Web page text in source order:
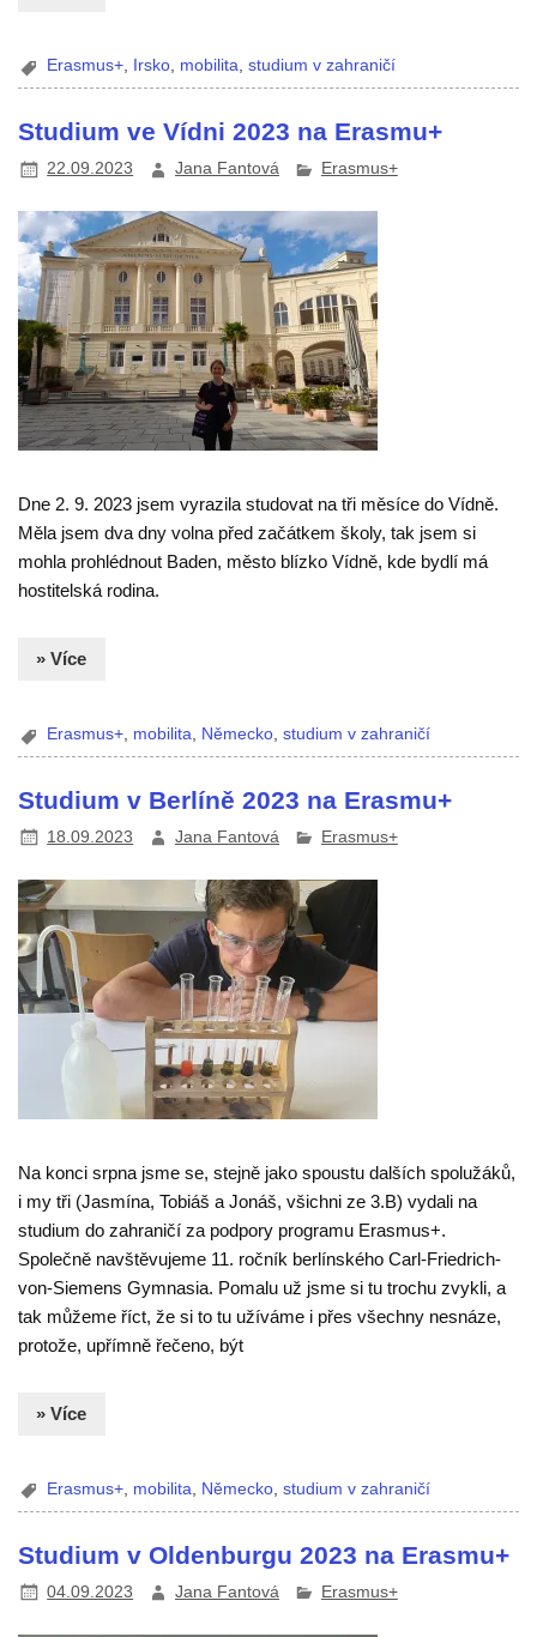
Erasmus+, Irsko, mobilita,studium v zahraničí
Studium ve Vídni 2023 na Erasmu+
22.09.2023 Jana Fantová Erasmus+
Dne 2. 9. 2023 jsem vyrazila studovat na tři měsíce do Vídně.
Měla jsem dva dny volna před začátkem školy, tak jsem si
mohla prohlédnout Baden, město blízko Vídně, kde bydlí má
hostitelská rodina.
» Více
Erasmus+, mobilita, Německo,studium v zahraničí
Studium v Berlíně 2023 na Erasmu+
18.09.2023 Jana Fantová Erasmus+
Na konci srpna jsme se, stejně jako spoustu dalších spolužáků,
i my tři (Jasmína, Tobiáš a Jonáš, všichni ze 3.B) vydali na
studium do zahraničí za podpory programu Erasmus+.
Společně navštěvujeme 11. ročník berlínského Carl-Friedrich-
von-Siemens Gymnasia. Pomalu už jsme si tu trochu zvykli, a
tak můžeme říct, že si to tu užíváme i přes všechny nesnáze,
protože, upřímně řečeno, být
» Více
Erasmus+, mobilita, Německo,studium v zahraničí
Studium v Oldenburgu 2023 na Erasmu+
04.09.2023 Jana Fantová Erasmus+